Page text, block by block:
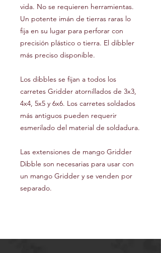
vida. No se requieren herramientas.
Un potente imán de tierras raras lo
fija en su lugar para perforar con
precisión plástico o tierra. El dibbler
más preciso disponible.
Los dibbles se fijan a todos los
carretes Gridder atornillados de 3x3,
4x4, 5x5 y 6x6. Los carretes soldados
más antiguos pueden requerir
esmerilado del material de soldadura.
Las extensiones de mango Gridder
Dibble son necesarias para usar con
un mango Gridder y se venden por
separado.